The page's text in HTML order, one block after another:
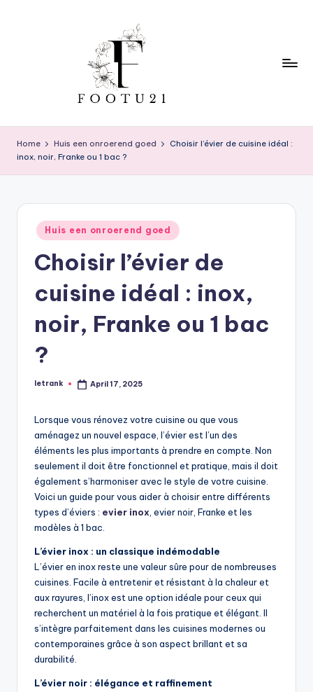
o
o
Home Huis een onroerend goed
Choisir l’évier de cuisine idéal :
inox, noir, Franke ou 1 bac ?
Posted
in
Huis een onroerend goed
Choisir l’évier de
cuisine idéal : inox,
noir, Franke ou 1 bac
?
Posted
letrank April 17, 2025
Lorsque vous rénovez votre cuisine ou que vous
aménagez un nouvel espace, l’évier est l’un des
éléments les plus importants à prendre en compte. Non
seulement il doit être fonctionnel et pratique, mais il doit
également s’harmoniser avec le style de votre cuisine.
Voici un guide pour vous aider à choisir entre différents
types d’éviers : evier inox , evier noir, Franke et les
modèles à 1 bac.
L’évier inox : un classique indémodable
L’évier en inox reste une valeur sûre pour de nombreuses
cuisines. Facile à entretenir et résistant à la chaleur et
aux rayures, l’inox est une option idéale pour ceux qui
recherchent un matériel à la fois pratique et élégant. Il
s’intègre parfaitement dans les cuisines modernes ou
contemporaines grâce à son aspect brillant et sa
durabilité.
L’évier noir : élégance et raffinement